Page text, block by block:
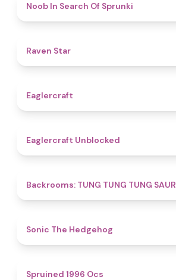
Noob In Search Of Sprunki
Raven Star
Eaglercraft
Eaglercraft Unblocked
Backrooms: TUNG TUNG TUNG SAUR
Sonic The Hedgehog
Spruined 1996 Ocs​